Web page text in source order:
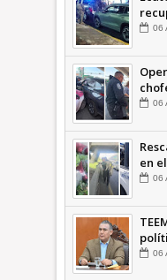
06
06
en
06
06